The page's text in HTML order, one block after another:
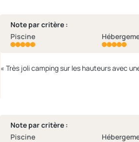
Note par critère :
Piscine
Note par critère :
Piscine